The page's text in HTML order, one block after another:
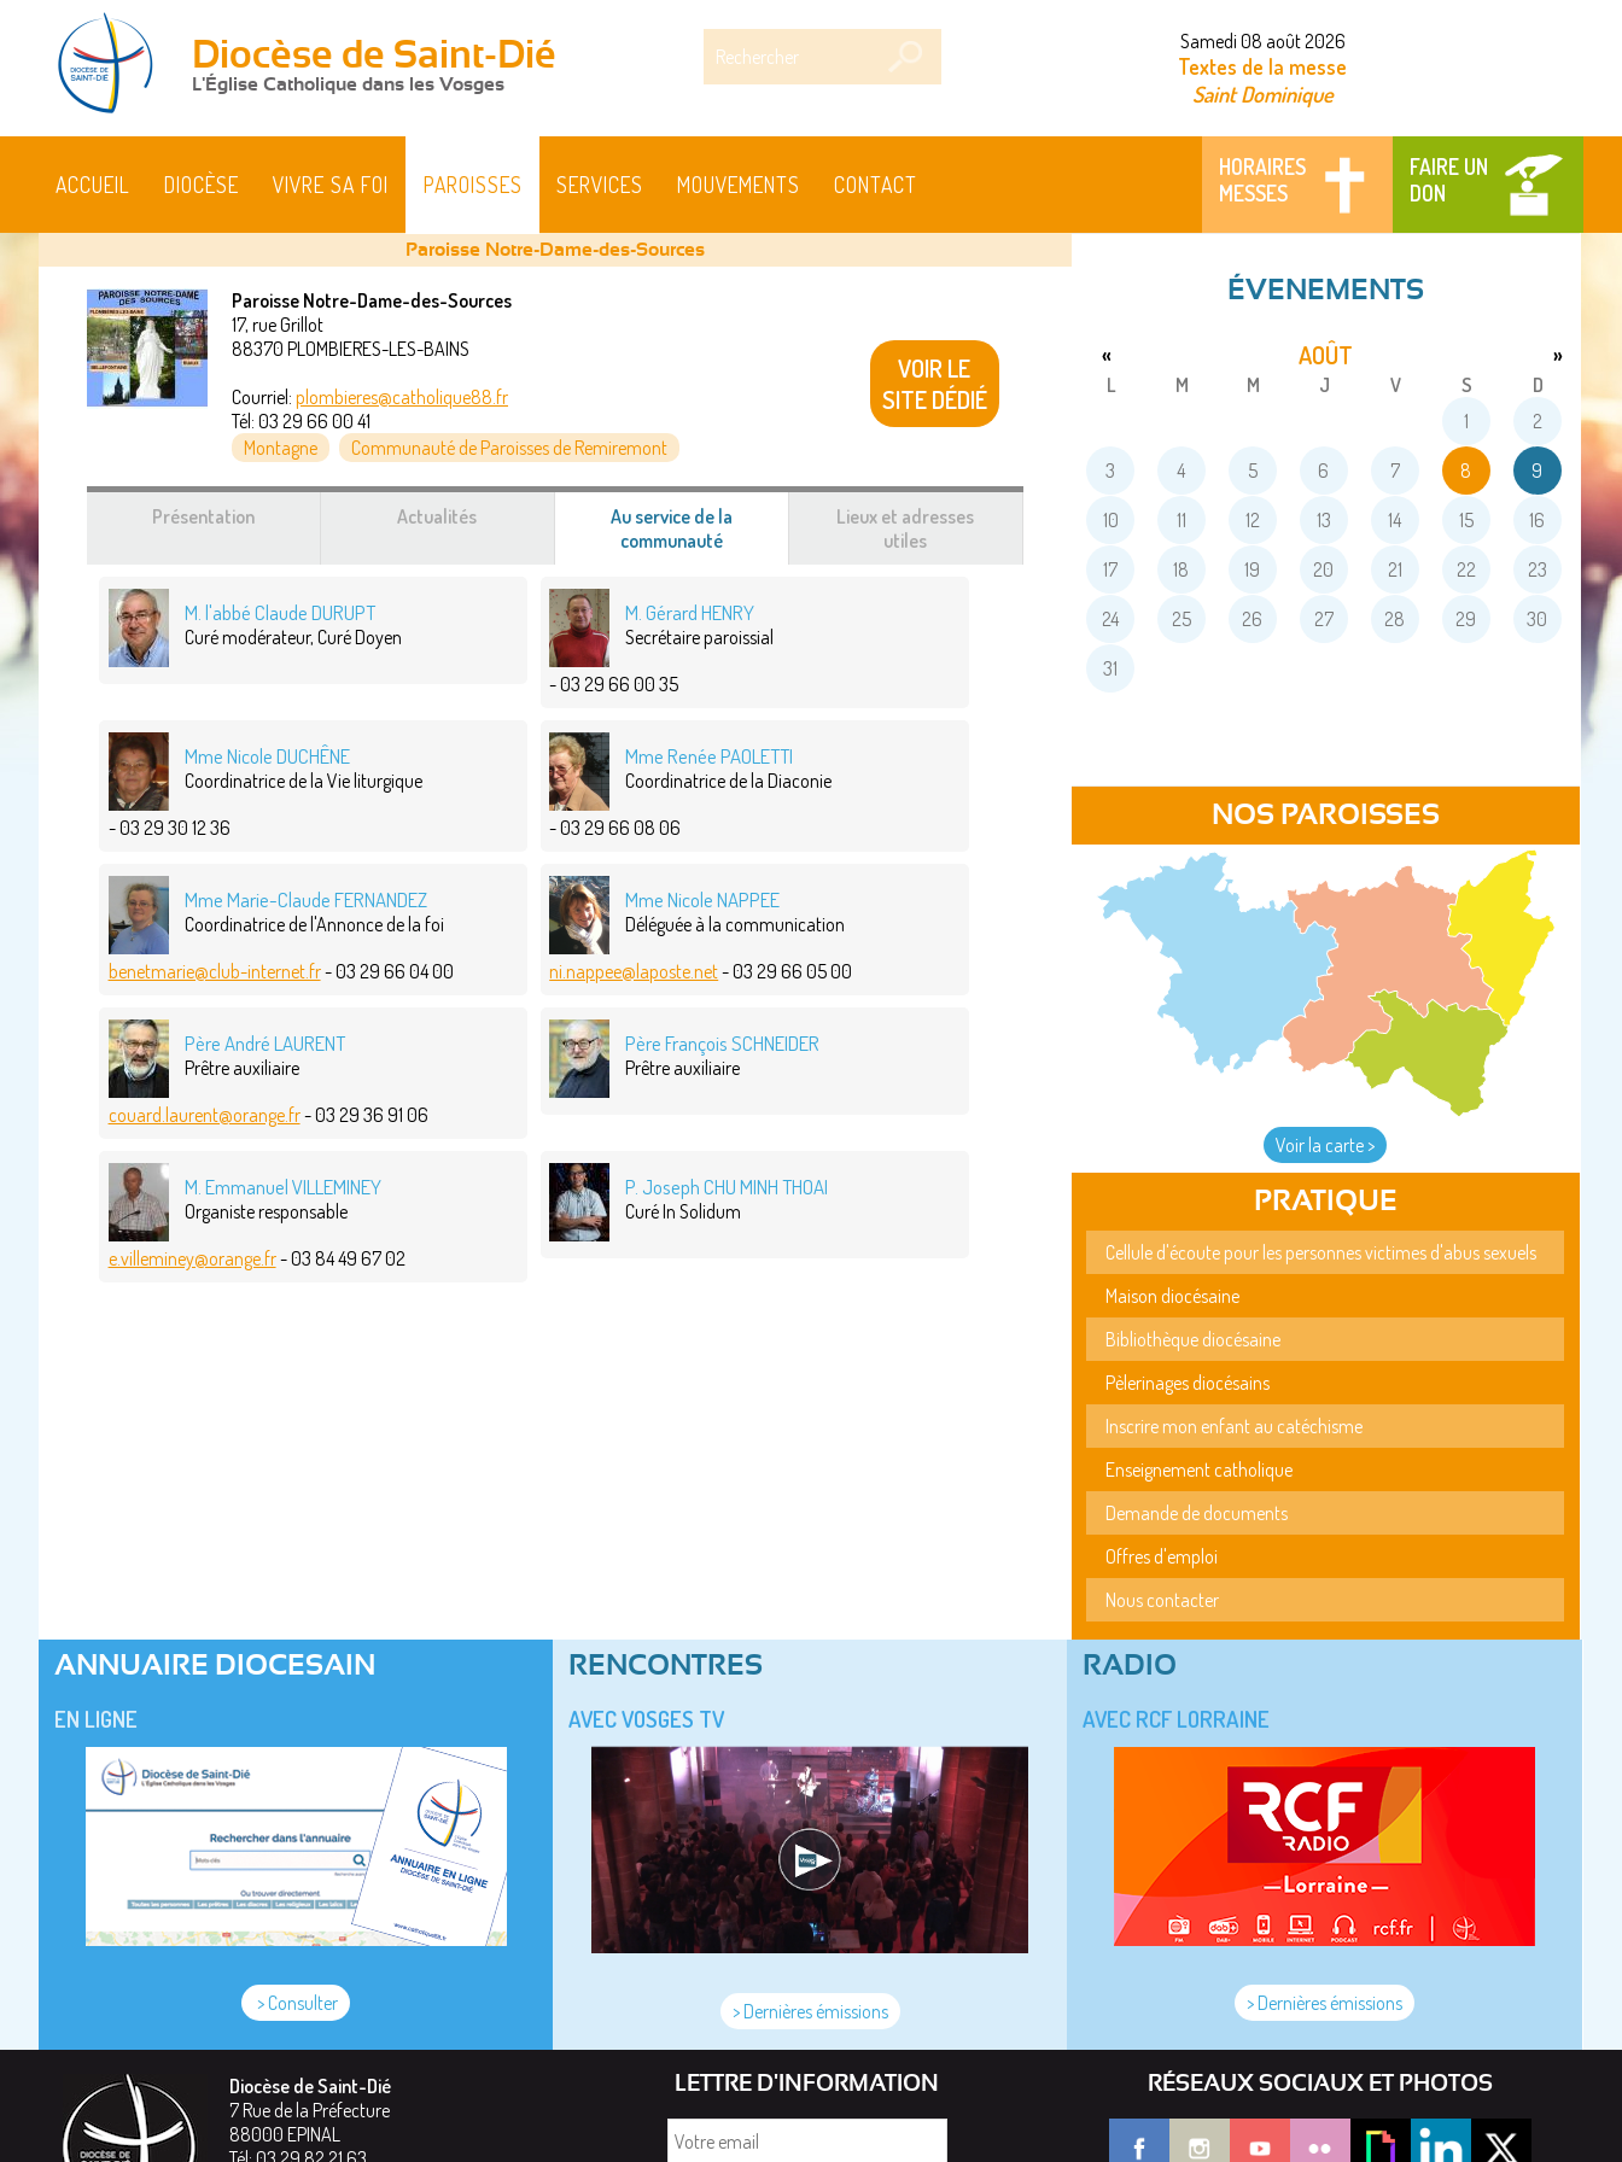
Diocèse de Saint-Dié
L'Église Catholique dans les Vosges
Samedi 08 août 2026
Textes de la messe
Saint Dominique
HORAIRES
MESSES
FAIRE UN
DON
ACCUEIL DIOCÈSE VIVRE SA FOI PAROISSES SERVICES MOUVEMENTS CONTACT
Vous
êtes
Paroisse Notre-Dame-des-Sources
Paroisse Notre-Dame-des-Sources
17, rue Grillot
88370 PLOMBIERES-LES-BAINS
Courriel: plombieres@catholique88.fr
Tél: 03 29 66 00 41
Montagne
Communauté de Paroisses de Remiremont
VOIR LE
SITE DÉDIÉ
Présentation Actualités
Au service de la
communauté(onglet
Lieux et adresses
utiles
M. l'abbé Claude DURUPT
Curé modérateur, Curé Doyen
M. Gérard HENRY
Secrétaire paroissial
- 03 29 66 00 35
Mme Nicole DUCHÊNE
Coordinatrice de la Vie liturgique
- 03 29 30 12 36
Mme Renée PAOLETTI
Coordinatrice de la Diaconie
- 03 29 66 08 06
Mme Marie-Claude FERNANDEZ
Coordinatrice de l'Annonce de la foi
benetmarie@club-internet.fr- 03 29 66 04 00
Mme Nicole NAPPEE
Déléguée à la communication
ni.nappee@laposte.net- 03 29 66 05 00
Père André LAURENT
Prêtre auxiliaire
couard.laurent@orange.fr- 03 29 36 91 06
Père François SCHNEIDER
Prêtre auxiliaire
M. Emmanuel VILLEMINEY
Organiste responsable
e.villeminey@orange.fr- 03 84 49 67 02
P. Joseph CHU MINH THOAI
Curé In Solidum
ÉVENEMENTS
AOÛT
« »
L M M J V S
D
1
2
3 4 5 6 7 8 9
10 11 12 13 14 15 16
17 18 19 20 21 22 23
24 25 26 27 28 29 30
31
NOS PAROISSES
Voir la carte >
PRATIQUE
Cellule d'écoute pour les personnes victimes d'abus sexuels
Maison diocésaine
Bibliothèque diocésaine
Pèlerinages diocésains
Inscrire mon enfant au catéchisme
Enseignement catholique
Demande de documents
Offres d'emploi
Nous contacter
ANNUAIRE DIOCESAIN
EN LIGNE
> Consulter
RENCONTRES
AVEC VOSGES TV
> Dernières émissions
RADIO
AVEC RCF LORRAINE
> Dernières émissions
Diocèse de Saint-Dié
7 Rue de la Préfecture
88000 EPINAL
LETTRE D'INFORMATION RÉSEAUX SOCIAUX ET PHOTOS